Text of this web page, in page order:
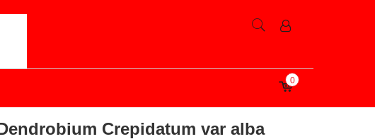
0
Crepidatum var alba